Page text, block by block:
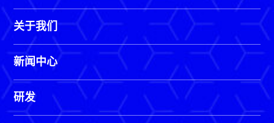
关于我们
新闻中心
研发